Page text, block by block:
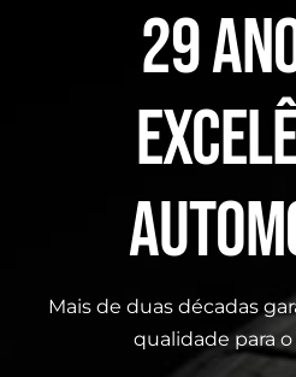
29
Mais de duas décadas
qualidade para